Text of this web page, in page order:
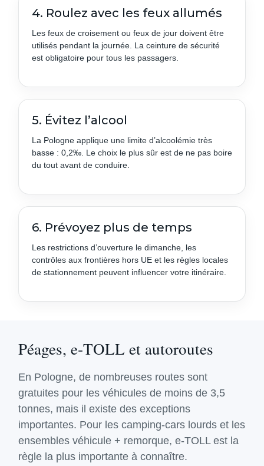
4. Roulez avec les feux allumés
Les feux de croisement ou feux de jour doivent être
utilisés pendant la journée. La ceinture de sécurité
est obligatoire pour tous les passagers.
5. Évitez l’alcool
La Pologne applique une limite d’alcoolémie très
basse : 0,2‰. Le choix le plus sûr est de ne pas boire
du tout avant de conduire.
6. Prévoyez plus de temps
Les restrictions d’ouverture le dimanche, les
contrôles aux frontières hors UE et les règles locales
de stationnement peuvent influencer votre itinéraire.
Péages, e‑TOLL et autoroutes
En Pologne, de nombreuses routes sont
gratuites pour les véhicules de moins de 3,5
tonnes, mais il existe des exceptions
importantes. Pour les camping-cars lourds et les
ensembles véhicule + remorque, e‑TOLL est la
règle la plus importante à connaître.